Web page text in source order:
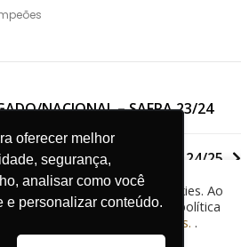
oferecer melhor
segurança,
analisar como você
e personalizar conteúdo.
NACIONAL – SAFRA 23/24
CAMPEÃO NORTE – SAFRA 24/25
Soja Brasil usa cookies. Ao
você concorda com nossa política
sobre nossa Política de Cookies. .